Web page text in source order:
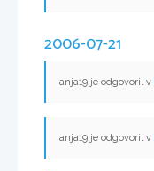
2006-07-21
anja19 je odgovoril v
anja19 je odgovoril v